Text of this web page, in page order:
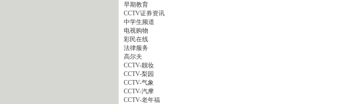
早期教育
CCTV证券资讯
中学生频道
电视购物
彩民在线
法律服务
高尔夫
CCTV-靓妆
CCTV-梨园
CCTV-气象
CCTV-汽摩
CCTV-老年福